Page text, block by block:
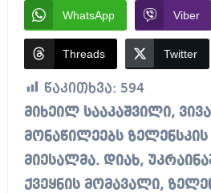
WhatsApp Viber
Threads Twitter
წაკითხვა: 594
მიხეილ სააკაშვილი, ვივამედთან აქციის
მონაწილეებს
მიესალმა. დიახ,
ქვეყნის მომავალი,